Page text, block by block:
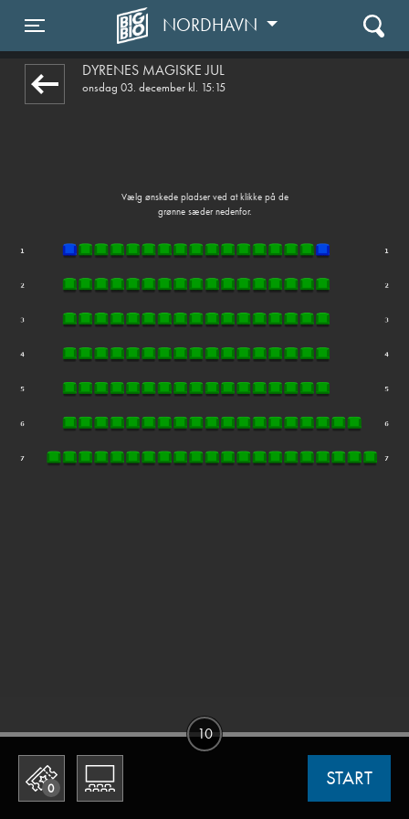
Toggle navigation
NORDHAVN
DYRENES MAGISKE JUL
onsdag 03. december kl. 15:15
Vælg ønskede pladser ved at klikke på de
grønne sæder nedenfor.
0 START
10
front05-temp 010741